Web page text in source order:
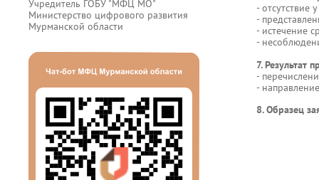
Учредитель ГОБУ "МФЦ МО"
Министерство цифрового развития
Мурманской области
- отсутствие
-
- истечение
-
7. Результат
-
-
8. Образец